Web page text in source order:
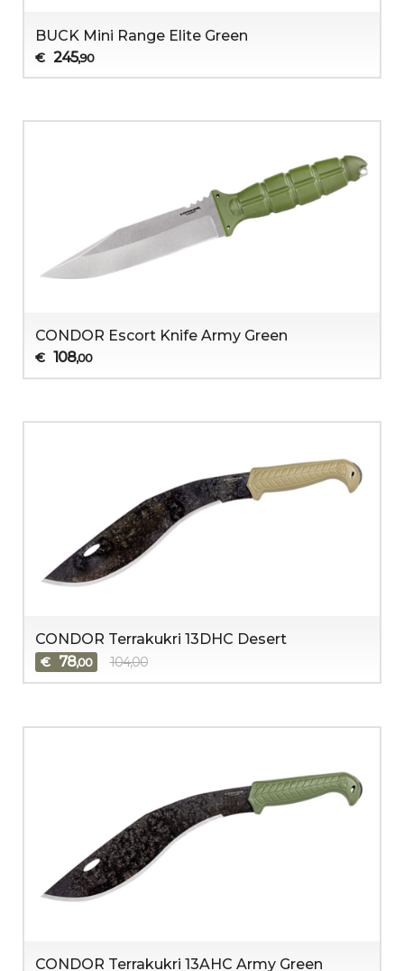
BUCK Mini Range Elite Green
€ 245,90
CONDOR Escort Knife Army Green
€ 108,00
CONDOR Terrakukri 13DHC Desert
€ 78,00 104,00
CONDOR Terrakukri 13AHC Army Green